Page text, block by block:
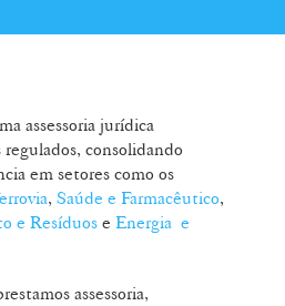
assessoria jurídica
consolidando
em setores como os
, Saúde e Farmacêutico,
e Resíduos e Energia e
assessoria,